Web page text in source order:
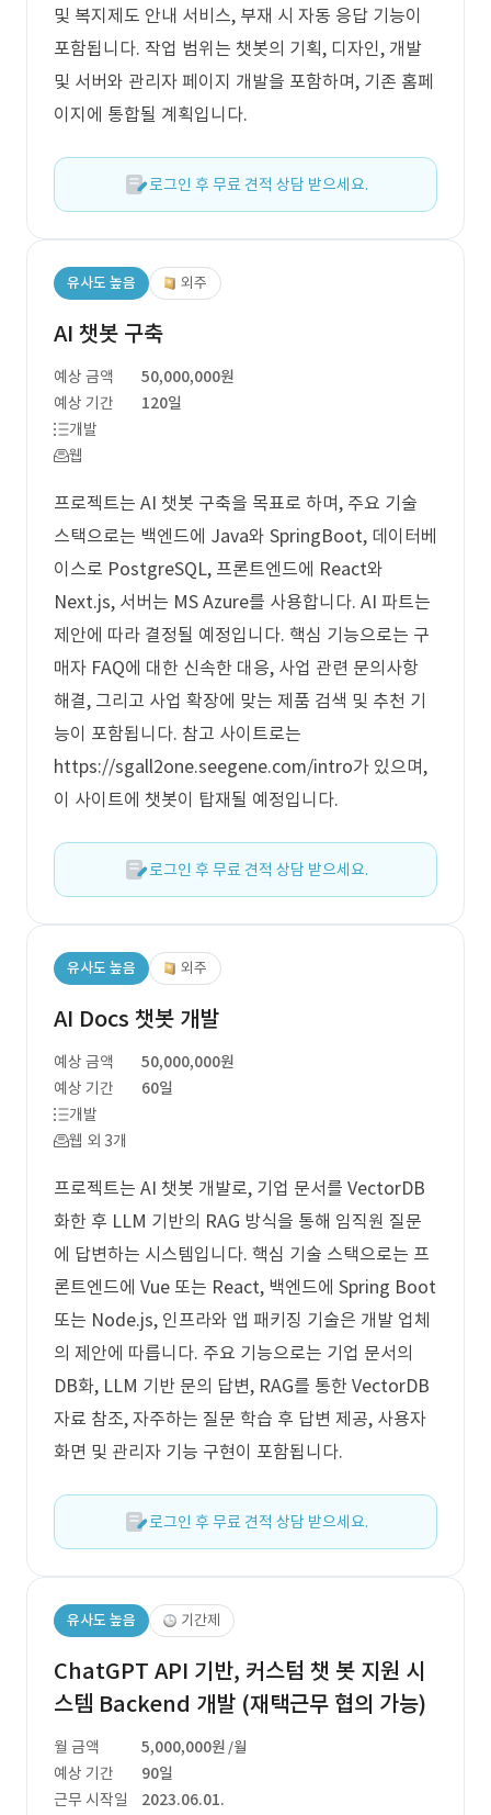
및 복지제도 안내 서비스, 부재 시 자동 응답 기능이
포함됩니다. 작업 범위는 챗봇의 기획, 디자인, 개발
및 서버와 관리자 페이지 개발을 포함하며, 기존 홈페
이지에 통합될 계획입니다.
로그인 후 무료 견적 상담 받으세요.
유사도 높음 외주
AI 챗봇 구축
예상 금액
50,000,000원
예상 기간
120일
개발
웹
프로젝트는 AI 챗봇 구축을 목표로 하며, 주요 기술
스택으로는 백엔드에 Java와 SpringBoot, 데이터베
이스로 PostgreSQL, 프론트엔드에 React와
Next.js, 서버는 MS Azure를 사용합니다. AI 파트는
제안에 따라 결정될 예정입니다. 핵심 기능으로는 구
매자 FAQ에 대한 신속한 대응, 사업 관련 문의사항
해결, 그리고 사업 확장에 맞는 제품 검색 및 추천 기
능이 포함됩니다. 참고 사이트로는
https://sgall2one.seegene.com/intro가 있으며,
이 사이트에 챗봇이 탑재될 예정입니다.
로그인 후 무료 견적 상담 받으세요.
유사도 높음 외주
AI Docs 챗봇 개발
예상 금액
50,000,000원
예상 기간
60일
개발
웹 외 3개
프로젝트는 AI 챗봇 개발로, 기업 문서를 VectorDB
화한 후 LLM 기반의 RAG 방식을 통해 임직원 질문
에 답변하는 시스템입니다. 핵심 기술 스택으로는 프
론트엔드에 Vue 또는 React, 백엔드에 Spring Boot
또는 Node.js, 인프라와 앱 패키징 기술은 개발 업체
의 제안에 따릅니다. 주요 기능으로는 기업 문서의
DB화, LLM 기반 문의 답변, RAG를 통한 VectorDB
자료 참조, 자주하는 질문 학습 후 답변 제공, 사용자
화면 및 관리자 기능 구현이 포함됩니다.
로그인 후 무료 견적 상담 받으세요.
유사도 높음 기간제
ChatGPT API 기반, 커스텀 챗 봇 지원 시
스템 Backend 개발 (재택근무 협의 가능)
월 금액 5,000,000원 /월
예상 기간
90일
근무 시작일
2023.06.01.